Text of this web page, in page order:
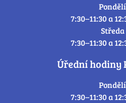
Pondělí
7:30–11:30 a
Středa
7:30–11:30 a
Úřední hodiny
Pondělí
7:30–11:30 a